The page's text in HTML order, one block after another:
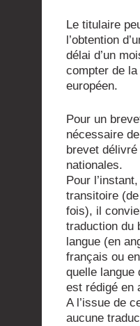
Le titulaire
l’obtention
délai d’un
compter de
européen.
Pour un
nécessaire
brevet
nationales.
Pour
transitoire
fois), il
traduction du
langue (en
français ou
quelle langue
est rédigé en
A l’issue de
aucune